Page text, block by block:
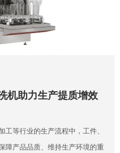
机助力生产提质增效
等行业的生产流程中，工件、
障产品品质、维持生产环境的重